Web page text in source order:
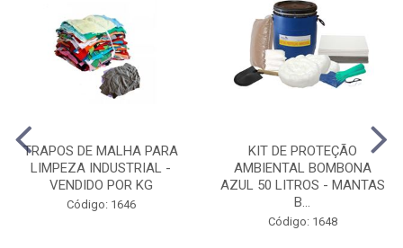
TRAPOS DE MALHA PARA
LIMPEZA INDUSTRIAL -
VENDIDO POR KG
Código: 1646
KIT DE PROTEÇÃO
AMBIENTAL BOMBONA
AZUL 50 LITROS - MANTAS
B...
Código: 1648